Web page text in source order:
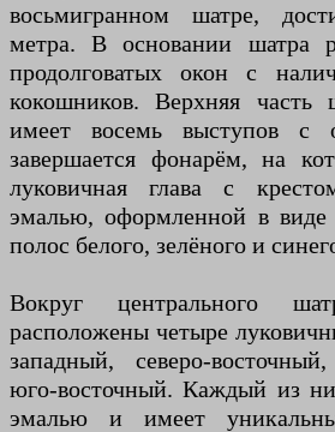
восьмигранном шатре,
метра. В основании шатра
продолговатых окон с
кокошников. Верхняя часть
имеет восемь выступов с
завершается фонарём, на
луковичная глава с
эмалью, оформленной в виде
полос белого, зелёного и
Вокруг центрального
расположены четыре
западный, северо-
юго-восточный. Каждый из
эмалью и имеет